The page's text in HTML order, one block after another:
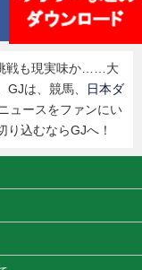
戦も現実味か……大
は、競馬、
日本ダ
ュースをファンにい
り込むならGJへ！